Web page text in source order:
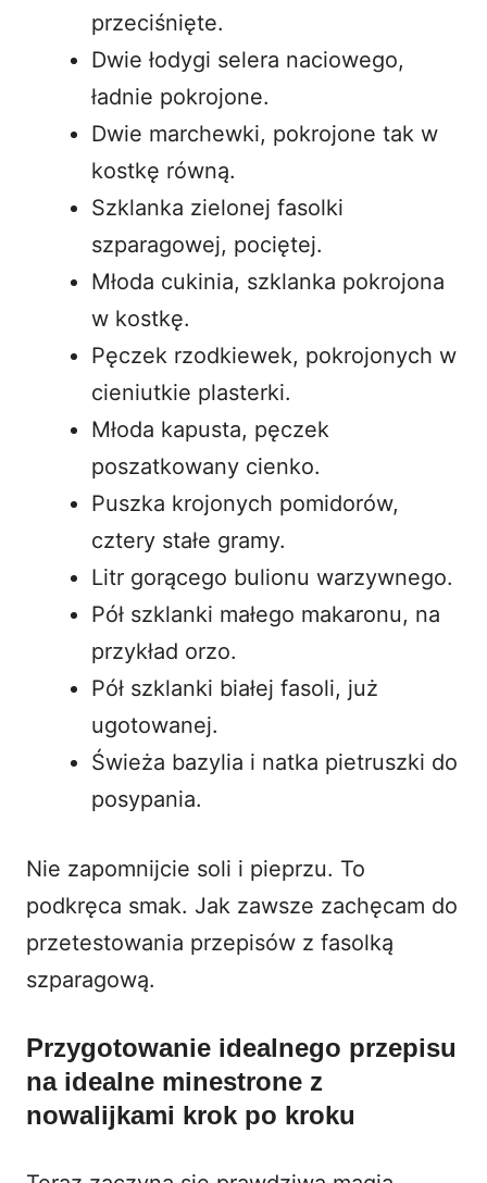
przeciśnięte.
Dwie łodygi selera naciowego,
ładnie pokrojone.
Dwie marchewki, pokrojone tak w
kostkę równą.
Szklanka zielonej fasolki
szparagowej, pociętej.
Młoda cukinia, szklanka pokrojona
w kostkę.
Pęczek rzodkiewek, pokrojonych w
cieniutkie plasterki.
Młoda kapusta, pęczek
poszatkowany cienko.
Puszka krojonych pomidorów,
cztery stałe gramy.
Litr gorącego bulionu warzywnego.
Pół szklanki małego makaronu, na
przykład orzo.
Pół szklanki białej fasoli, już
ugotowanej.
Świeża bazylia i natka pietruszki do
posypania.
Nie zapomnijcie soli i pieprzu. To
podkręca smak. Jak zawsze zachęcam do
przetestowania przepisów z fasolką
szparagową.
Przygotowanie idealnego przepisu
na idealne minestrone z
nowalijkami krok po kroku